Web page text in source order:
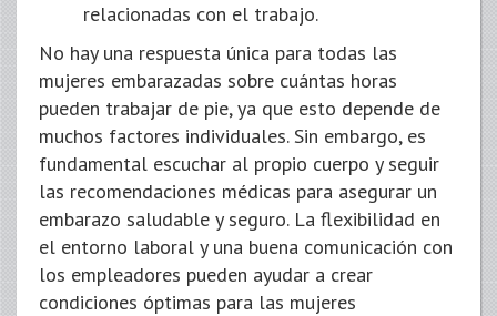
relacionadas con el trabajo.
No hay una respuesta única para todas las
mujeres embarazadas sobre cuántas horas
pueden trabajar de pie, ya que esto depende de
muchos factores individuales. Sin embargo, es
fundamental escuchar al propio cuerpo y seguir
las recomendaciones médicas para asegurar un
embarazo saludable y seguro. La flexibilidad en
el entorno laboral y una buena comunicación con
los empleadores pueden ayudar a crear
condiciones óptimas para las mujeres